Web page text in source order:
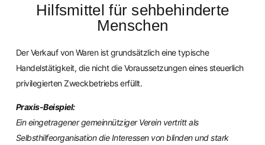
Hilfsmittel für sehbehinderte
Menschen
Der Verkauf von Waren ist grundsätzlich eine typische
Handelstätigkeit, die nicht die Voraussetzungen eines steuerlich
privilegierten Zweckbetriebs erfüllt.
Praxis-Beispiel:
Ein eingetragener gemeinnütziger Verein vertritt als
Selbsthilfeorganisation die Interessen von blinden und stark